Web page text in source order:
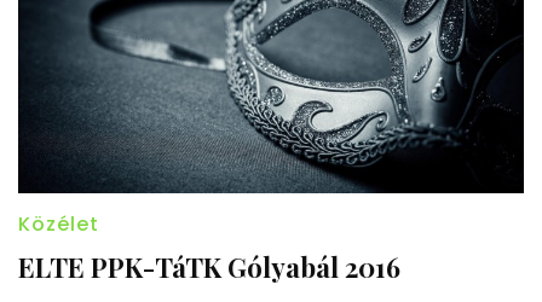
Közélet
ELTE PPK-TáTK Gólyabál 2016